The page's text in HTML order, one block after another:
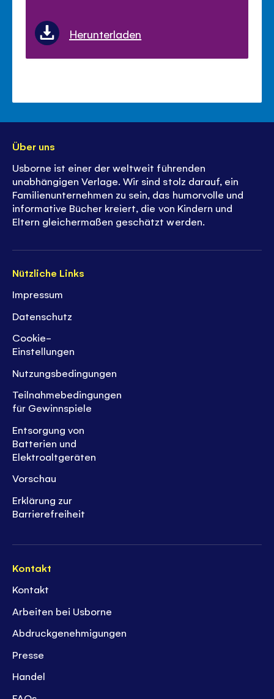
Herunterladen
Nützliche Links
Impressum
Datenschutz
Cookie-
Einstellungen
Nutzungsbedingungen
Teilnahmebedingungen
für Gewinnspiele
Entsorgung von
Batterien und
Elektroaltgeräten
Vorschau
Erklärung zur
Barrierefreiheit
Kontakt
Kontakt
Arbeiten bei Usborne
Abdruckgenehmigungen
Presse
Handel
Über uns
Usborne ist einer der weltweit führenden
unabhängigen Verlage. Wir sind stolz darauf, ein
Familienunternehmen zu sein, das humorvolle und
informative Bücher kreiert, die von Kindern und
Eltern gleichermaßen geschätzt werden.